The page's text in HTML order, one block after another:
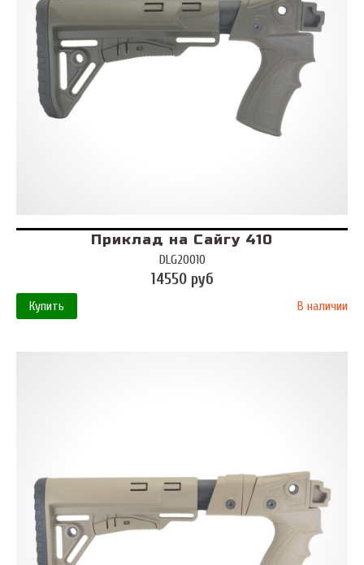
Приклад на Сайгу 410
DLG20010
14550 руб
Купить В наличии